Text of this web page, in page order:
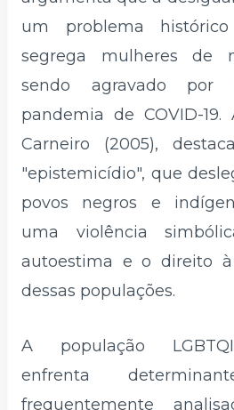
um problema
segrega mulheres de
sendo agravado por
pandemia de COVID-19.
Carneiro (2005),
"epistemicídio", que
povos negros e
uma violência
autoestima e o direito
dessas populações.
A população
enfrenta
frequentemente